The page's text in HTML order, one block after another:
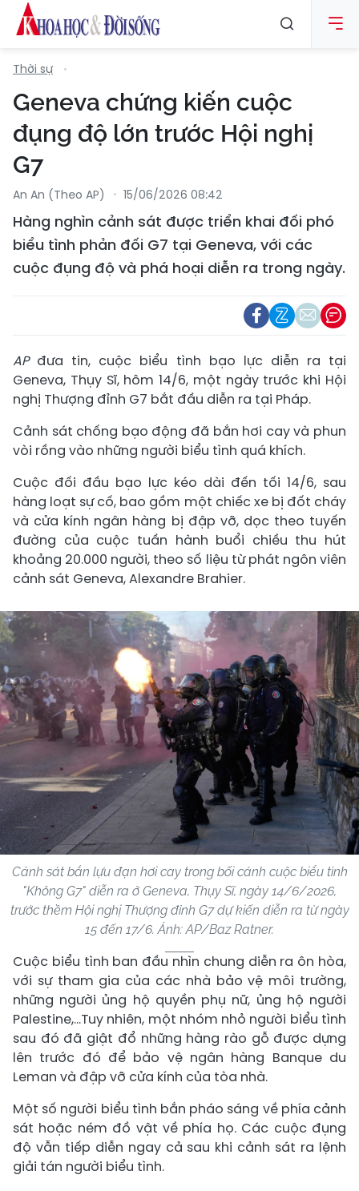
Thời sự
Geneva chứng kiến cuộc
đụng độ lớn trước Hội nghị
G7
An An (Theo AP) 15/06/2026 08:42
Hàng nghìn cảnh sát được triển khai đối phó
biểu tình phản đối G7 tại Geneva, với các
cuộc đụng độ và phá hoại diễn ra trong ngày.
APđưa tin, cuộc biểu tình bạo lực diễn ra tại
Geneva, Thụy Sĩ, hôm 14/6, một ngày trước khi Hội
nghị Thượng đỉnh G7 bắt đầu diễn ra tại Pháp.
Cảnh sát chống bạo động đã bắn hơi cay và phun
vòi rồng vào những người biểu tình quá khích.
Cuộc đối đầu bạo lực kéo dài đến tối 14/6, sau
hàng loạt sự cố, bao gồm một chiếc xe bị đốt cháy
và cửa kính ngân hàng bị đập vỡ, dọc theo tuyến
đường của cuộc tuần hành buổi chiều thu hút
khoảng 20.000 người, theo số liệu từ phát ngôn viên
cảnh sát Geneva, Alexandre Brahier.
Cảnh sát bắn lựu đạn hơi cay trong bối cảnh cuộc biểu tình
"Không G7" diễn ra ở Geneva, Thụy Sĩ, ngày 14/6/2026,
trước thềm Hội nghị Thượng đỉnh G7 dự kiến ​​diễn ra từ ngày
15 đến 17/6. Ảnh: AP/Baz Ratner.
Cuộc biểu tình ban đầu nhìn chung diễn ra ôn hòa,
với sự tham gia của các nhà bảo vệ môi trường,
những người ủng hộ quyền phụ nữ, ủng hộ người
Palestine,...Tuy nhiên, một nhóm nhỏ người biểu tình
sau đó đã giật đổ những hàng rào gỗ được dựng
lên trước đó để bảo vệ ngân hàng Banque du
Leman và đập vỡ cửa kính của tòa nhà.
Một số người biểu tình bắn pháo sáng về phía cảnh
sát hoặc ném đồ vật về phía họ. Các cuộc đụng
độ vẫn tiếp diễn ngay cả sau khi cảnh sát ra lệnh
giải tán người biểu tình.